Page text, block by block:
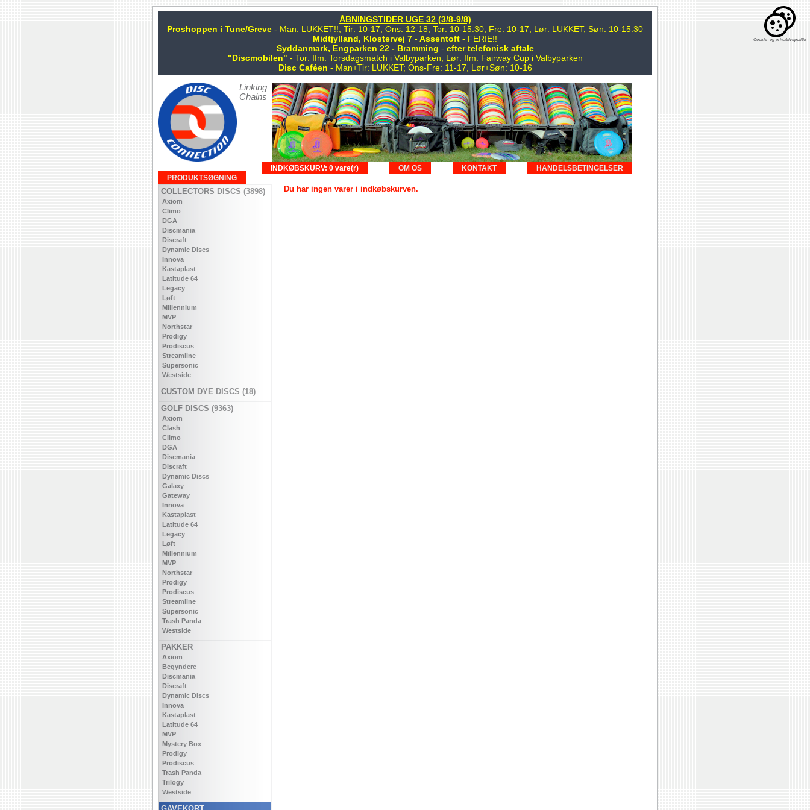
ÅBNINGSTIDER UGE 32 (3/8-9/8)
Proshoppen i Tune/Greve - Man: LUKKET!!, Tir: 10-17, Ons: 12-18, Tor: 10-15:30, Fre: 10-17, Lør: LUKKET, Søn: 10-15:30
Midtjylland, Klostervej 7 - Assentoft - FERIE!!
Syddanmark, Engparken 22 - Bramming - efter telefonisk aftale
"Discmobilen" - Tor: Ifm. Torsdagsmatch i Valbyparken, Lør: Ifm. Fairway Cup i Valbyparken
Disc Caféen - Man+Tir: LUKKET; Ons-Fre: 11-17, Lør+Søn: 10-16
Linking
Chains
HANDELSBETINGELSER
KONTAKT
OM OS
INDKØBSKURV: 0 vare(r)
PRODUKTSØGNING
COLLECTORS DISCS (3898)
Axiom
Climo
DGA
Discmania
Discraft
Dynamic Discs
Innova
Kastaplast
Latitude 64
Legacy
Løft
Millennium
MVP
Northstar
Prodigy
Prodiscus
Streamline
Supersonic
Westside
CUSTOM DYE DISCS (18)
GOLF DISCS (9363)
Axiom
Clash
Climo
DGA
Discmania
Discraft
Dynamic Discs
Galaxy
Gateway
Innova
Kastaplast
Latitude 64
Legacy
Løft
Millennium
MVP
Northstar
Prodigy
Prodiscus
Streamline
Supersonic
Trash Panda
Westside
PAKKER
Axiom
Begyndere
Discmania
Discraft
Dynamic Discs
Innova
Kastaplast
Latitude 64
MVP
Mystery Box
Prodigy
Prodiscus
Trash Panda
Trilogy
Westside
Du har ingen varer i indkøbskurven.
Cookie- og privatlivspolitik